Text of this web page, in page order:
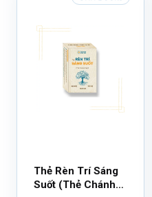
Thẻ Rèn Trí Sáng
Suốt (Thẻ Chánh